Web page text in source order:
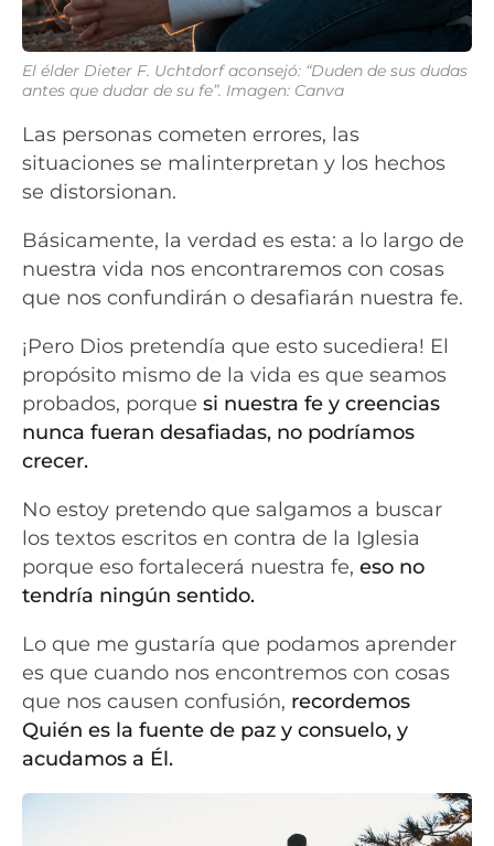
El élder Dieter F. Uchtdorf aconsejó: “Duden de sus dudas
antes que dudar de su fe”. Imagen: Canva
Las personas cometen errores, las
situaciones se malinterpretan y los hechos
se distorsionan.
Básicamente, la verdad es esta: a lo largo de
nuestra vida nos encontraremos con cosas
que nos confundirán o desafiarán nuestra fe.
¡Pero Dios pretendía que esto sucediera! El
propósito mismo de la vida es que seamos
probados, porque si nuestra fe y creencias
nunca fueran desafiadas, no podríamos
crecer.
No estoy pretendo que salgamos a buscar
los textos escritos en contra de la Iglesia
porque eso fortalecerá nuestra fe, eso no
tendría ningún sentido.
Lo que me gustaría que podamos aprender
es que cuando nos encontremos con cosas
que nos causen confusión, recordemos
Quién es la fuente de paz y consuelo, y
acudamos a Él.